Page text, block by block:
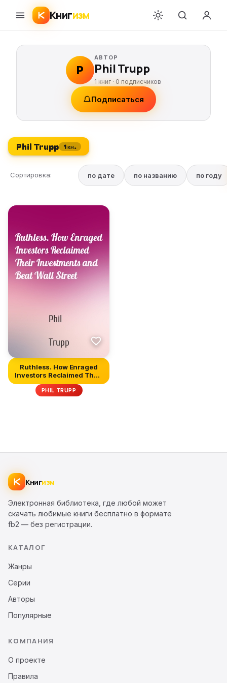
Книгизм
P
АВТОР
Phil Trupp
1 книг · 0 подписчиков
Подписаться
Phil Trupp 1 кн.
Сортировка: по дате по названию по году
Ruthless. How Enraged
Investors Reclaimed Their
In...
PHIL TRUPP
Книгизм
Электронная библиотека, где любой может
скачать любимые книги бесплатно в формате
fb2 — без регистрации.
КАТАЛОГ
Жанры
Серии
Авторы
Популярные
КОМПАНИЯ
О проекте
Правила